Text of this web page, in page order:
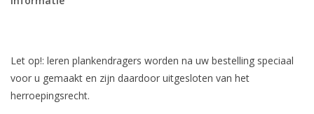
Let op!: leren plankendragers worden na uw bestelling speciaal
voor u gemaakt en zijn daardoor uitgesloten van het
herroepingsrecht.